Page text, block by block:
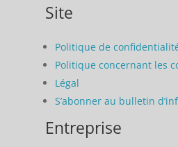
Site
Politique de
Politique concernant les
Légal
S’abonner au bulletin
Entreprise